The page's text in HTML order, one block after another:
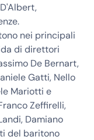
nei principali
di direttori
De Bernart,
Gatti, Nello
Mariotti e
Zeffirelli,
Damiano
del baritono